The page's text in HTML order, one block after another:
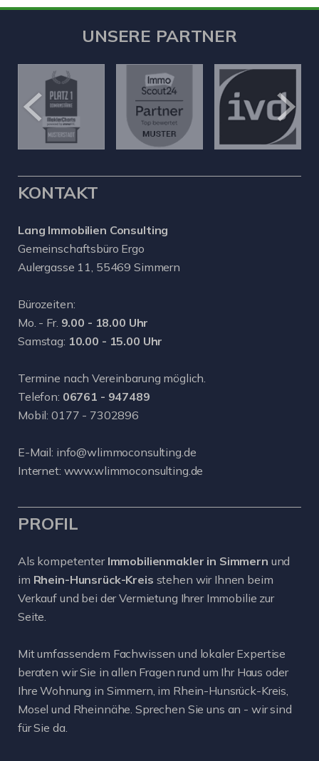
UNSERE PARTNER
KONTAKT
Lang Immobilien Consulting
Gemeinschaftsbüro Ergo
Aulergasse 11, 55469 Simmern
Bürozeiten:
Mo. - Fr. 9.00 - 18.00 Uhr
Samstag: 10.00 - 15.00 Uhr
Termine nach Vereinbarung möglich.
Telefon: 06761 - 947489
Mobil: 0177 - 7302896
E-Mail: info@wlimmoconsulting.de
Internet: www.wlimmoconsulting.de
PROFIL
Als kompetenter Immobilienmakler in Simmern und
im Rhein-Hunsrück-Kreis stehen wir Ihnen beim
Verkauf und bei der Vermietung Ihrer Immobilie zur
Seite.
Mit umfassendem Fachwissen und lokaler Expertise
beraten wir Sie in allen Fragen rund um Ihr Haus oder
Ihre Wohnung in Simmern, im Rhein-Hunsrück-Kreis,
Mosel und Rheinnähe. Sprechen Sie uns an - wir sind
für Sie da.